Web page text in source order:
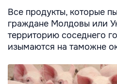
Все продукты, которые
граждане Молдовы или
территорию соседнего
изымаются на таможне